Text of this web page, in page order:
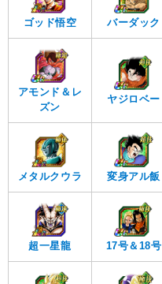
ゴッド悟空 バーダック
アモンド＆レ
ズン
ヤジロベー
メタルクウラ 変身アル飯
超一星龍 17号＆18号